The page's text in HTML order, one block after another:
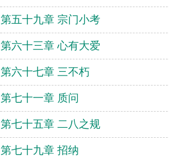
第五十九章 宗门小考
第六十三章 心有大爱
第六十七章 三不朽
第七十一章 质问
第七十五章 二八之规
第七十九章 招纳